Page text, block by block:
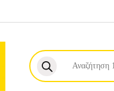
Products search